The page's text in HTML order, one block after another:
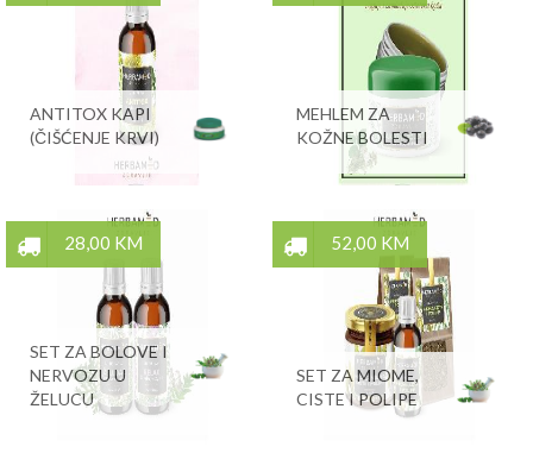
ANTITOX KAPI
(ČIŠĆENJE KRVI)
MEHLEM ZA
KOŽNE BOLESTI
28,00 KM
SET ZA BOLOVE I
NERVOZU U
ŽELUCU
52,00 KM
SET ZA MIOME,
CISTE I POLIPE